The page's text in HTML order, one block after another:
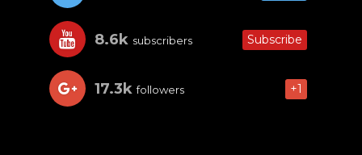
8.6k subscribers Subscribe
17.3k followers +1